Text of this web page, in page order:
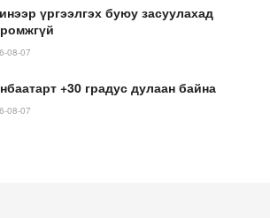
үргээлгэх буюу засуулахад
08-07
+30 градус дулаан байна
08-07